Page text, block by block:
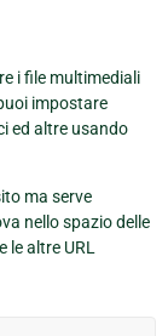
i file multimediali
impostare
ed altre usando
ma serve
nello spazio delle
altre URL